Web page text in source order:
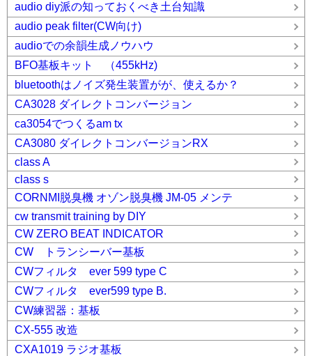
audio diy派の知っておくべき土台知識
audio peak filter(CW向け)
audioでの余韻生成ノウハウ
BFO基板キット （455kHz)
bluetoothはノイズ発生装置がが、使えるか？
CA3028 ダイレクトコンバージョン
ca3054でつくるam tx
CA3080 ダイレクトコンバージョンRX
class A
class s
CORNMI脱臭機 オゾン脱臭機 JM-05 メンテ
cw transmit training by DIY
CW ZERO BEAT INDICATOR
CW トランシーバー基板
CWフィルタ ever 599 type C
CWフィルタ ever599 type B.
CW練習器：基板
CX-555 改造
CXA1019 ラジオ基板